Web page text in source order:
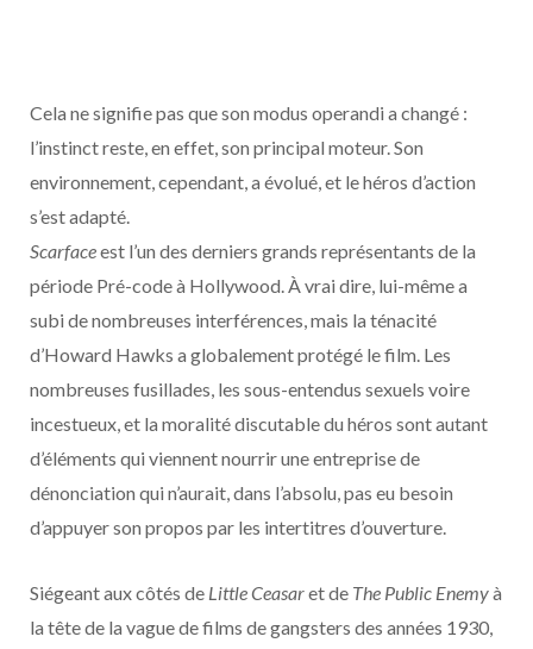
Cela ne signifie pas que son modus operandi a changé :
l’instinct reste, en effet, son principal moteur. Son
environnement, cependant, a évolué, et le héros d’action
s’est adapté.
Scarfaceest l’un des derniers grands représentants de la
période Pré-code à Hollywood. À vrai dire, lui-même a
subi de nombreuses interférences, mais la ténacité
d’Howard Hawks a globalement protégé le film. Les
nombreuses fusillades, les sous-entendus sexuels voire
incestueux, et la moralité discutable du héros sont autant
d’éléments qui viennent nourrir une entreprise de
dénonciation qui n’aurait, dans l’absolu, pas eu besoin
d’appuyer son propos par les intertitres d’ouverture.
Siégeant aux côtés de Little Ceasaret de The Public Enemyà
la tête de la vague de films de gangsters des années 1930,